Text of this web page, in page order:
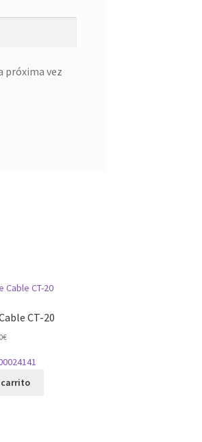
próxima vez
CT-20
€